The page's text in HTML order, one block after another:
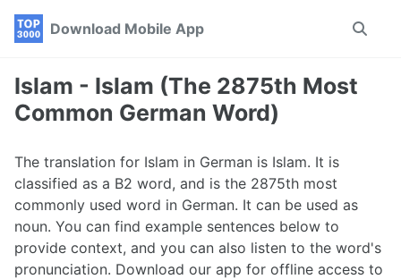
Skip
navigation
Skip
Skip
Download Mobile App
Toggle
Islam - Islam (The 2875th Most
Common German Word)
The translation for Islam in German is Islam. It is
classified as a B2 word, and is the 2875th most
commonly used word in German. It can be used as
noun. You can find example sentences below to
provide context, and you can also listen to the word's
pronunciation. Download our app for offline access to